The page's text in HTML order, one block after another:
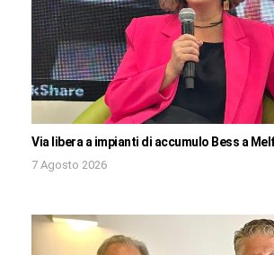
Via libera a impianti di accumulo Bess a
7 Agosto 2026